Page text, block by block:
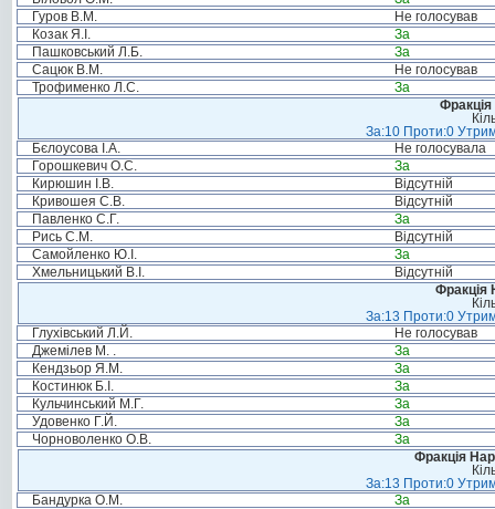
Гуров В.М.
Не голосував
Козак Я.І.
За
Пашковський Л.Б.
За
Сацюк В.М.
Не голосував
Трофименко Л.С.
За
Фракція
За:10 Проти:0
Бєлоусова І.А.
Не голосувала
Горошкевич О.С.
За
Кирюшин І.В.
Відсутній
Кривошея С.В.
Відсутній
Павленко С.Г.
За
Рись С.М.
Відсутній
Самойленко Ю.І.
За
Хмельницький В.І.
Відсутній
Фракція
За:13 Проти:0
Глухівський Л.Й.
Не голосував
Джемілев М. .
За
Кендзьор Я.М.
За
Костинюк Б.І.
За
Кульчинський М.Г.
За
Удовенко Г.Й.
За
Чорноволенко О.В.
За
Фракція
За:13 Проти:0
Бандурка О.М.
За